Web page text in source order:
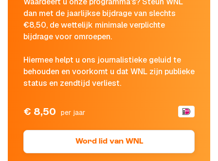
dan met de jaarlijkse bijdrage van slechts
€8,50, de wettelijk minimale verplichte
bijdrage voor omroepen.
Hiermee helpt u ons journalistieke geluid te
behouden en voorkomt u dat WNL zijn publieke
status en zendtijd verliest.
€ 8,50 per jaar
Word lid van WNL